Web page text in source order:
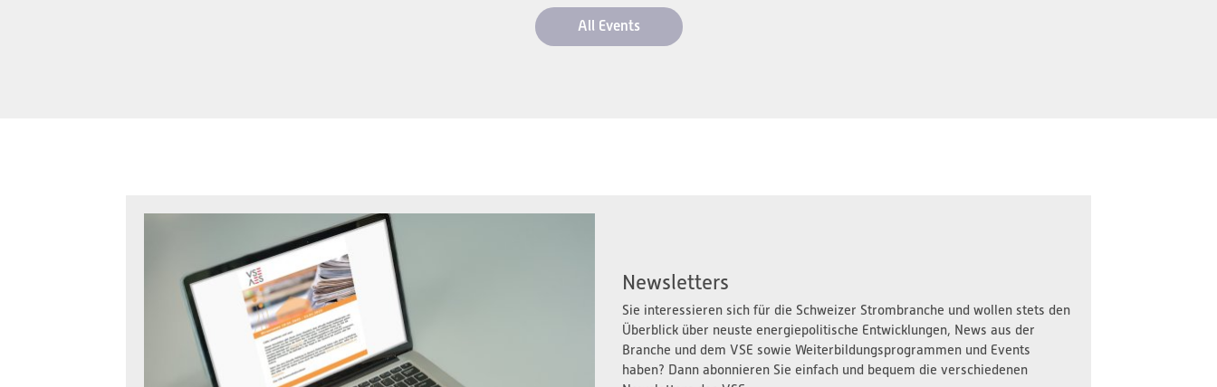
All Events
Newsletters
Sie interessieren sich für die Schweizer Strombranche und wollen stets den
Überblick über neuste energiepolitische Entwicklungen, News aus der
Branche und dem VSE sowie Weiterbildungsprogrammen und Events
haben? Dann abonnieren Sie einfach und bequem die verschiedenen